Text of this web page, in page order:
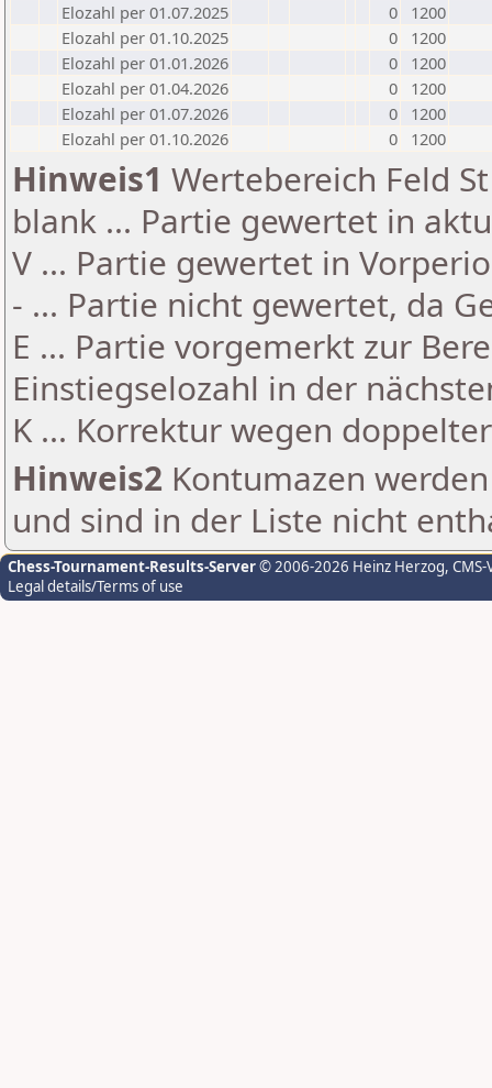
Elozahl per 01.07.2025
0
1200
Elozahl per 01.10.2025
0
1200
Elozahl per 01.01.2026
0
1200
Elozahl per 01.04.2026
0
1200
Elozahl per 01.07.2026
0
1200
Elozahl per 01.10.2026
0 1200
Hinweis1 Wertebereich Feld
blank ... Partie gewertet in
V ... Partie gewertet in
- ... Partie nicht gewertet, da
E ... Partie vorgemerkt zur
Einstiegselozahl in der
K ... Korrektur wegen
Hinweis2 Kontumazen
und sind in der Liste nicht
Chess-Tournament-Results-Server© 2006-2026 Heinz Herzog,
Legal details/Terms of use